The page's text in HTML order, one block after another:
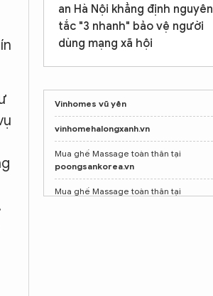
an Hà Nội khẳng định nguyên
tắc "3 nhanh" bảo vệ người
dùng mạng xã hội
Vinhomes vũ yên
vinhomehalongxanh.vn
Mua ghế Massage toàn thân tại
poongsankorea.vn
Mua ghế Massage toàn thân tại